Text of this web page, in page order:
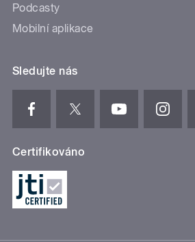
Podcasty
Mobilní aplikace
Sledujte nás
Certifikováno